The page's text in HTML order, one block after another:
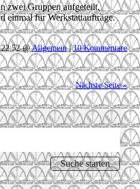
zwei Gruppen aufgeteilt,
einmal für Werkstattaufträge.
@Allgemein|10 Kommentare
Nächste Seite »